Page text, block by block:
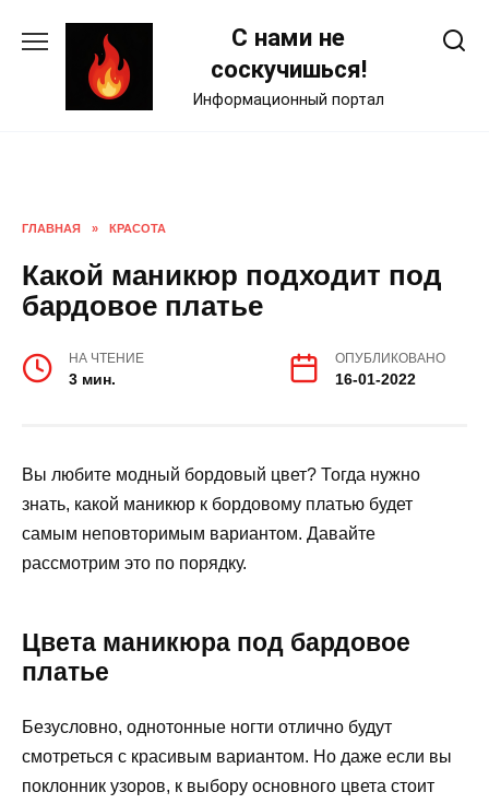
С нами не
соскучишься!
Информационный портал
ГЛАВНАЯ » КРАСОТА
Какой маникюр подходит под
бардовое платье
НА ЧТЕНИЕ
3 мин.
ОПУБЛИКОВАНО
16-01-2022
Вы любите модный бордовый цвет? Тогда нужно
знать, какой маникюр к бордовому платью будет
самым неповторимым вариантом. Давайте
рассмотрим это по порядку.
Цвета маникюра под бардовое
платье
Безусловно, однотонные ногти отлично будут
смотреться с красивым вариантом. Но даже если вы
поклонник узоров, к выбору основного цвета стоит